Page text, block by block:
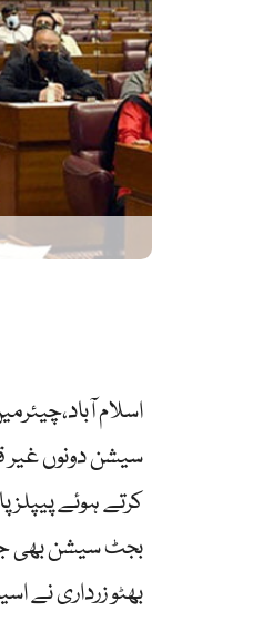
اسلام
سیشن دونوں غیر
کرتے ہوئے
بجٹ سیشن بھی
بھٹو زرداری نے